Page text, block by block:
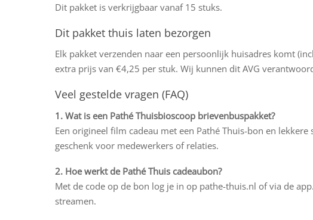
Dit pakket is verkrijgbaar vanaf 15 stuks.
Dit pakket thuis laten bezorgen
Elk pakket verzenden naar een persoonlijk huisadres komt
extra prijs van €4,25 per stuk. Wij kunnen dit AVG
Veel gestelde vragen (FAQ)
1. Wat is een Pathé Thuisbioscoop brievenbuspakket?
Een origineel film cadeau met een Pathé Thuis-bon en
geschenk voor medewerkers of relaties.
2. Hoe werkt de Pathé Thuis cadeaubon?
Met de code op de bon log je in op pathe-thuis.nl of via de
streamen.